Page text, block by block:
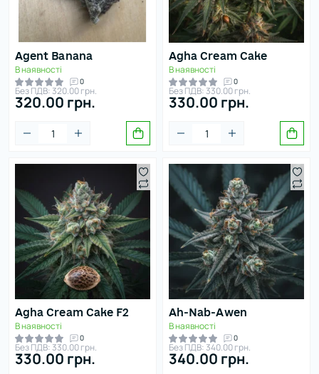
Agent Banana
В наявності
0
Без ПДВ: 320.00 грн.
320.00 грн.
Agha Cream Cake
В наявності
0
Без ПДВ: 330.00 грн.
330.00 грн.
Agha Cream Cake F2
В наявності
0
Без ПДВ: 330.00 грн.
330.00 грн.
Ah-Nab-Awen
В наявності
0
Без ПДВ: 340.00 грн.
340.00 грн.